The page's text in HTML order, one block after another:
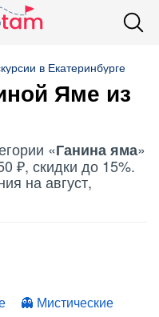
в Екатеринбурге
Яме из
«Ганина яма»
₽, скидки до 15%.
на август,
Мистические